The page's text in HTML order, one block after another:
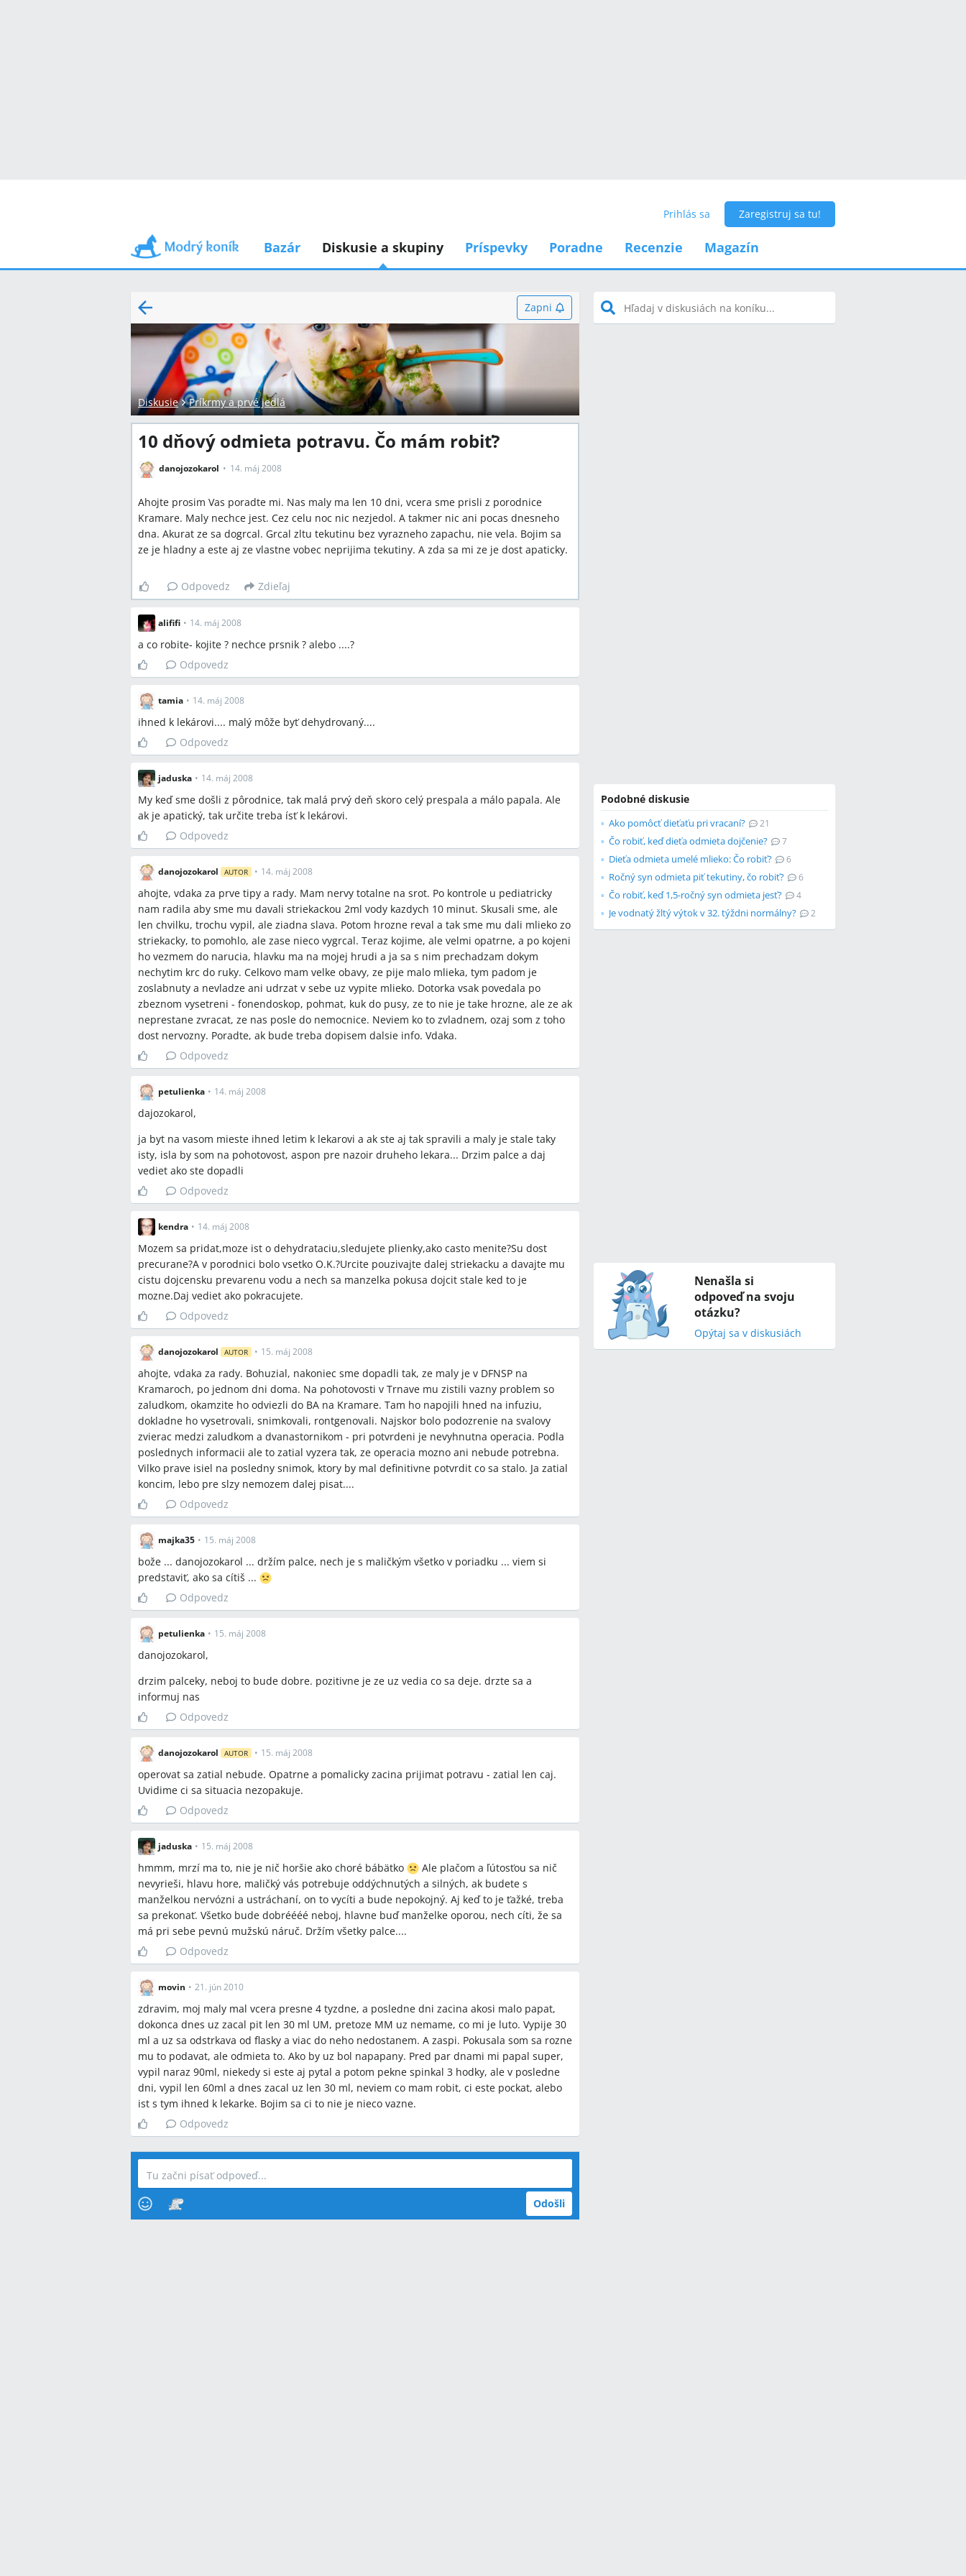
Prihlás sa Zaregistruj sa tu!
Bazár Diskusie a skupiny Príspevky Poradne Recenzie Magazín
Zapni
Diskusie Príkrmy a prvé jedlá
10 dňový odmieta potravu. Čo mám robiť?
danojozokarol 14. máj 2008
Ahojte prosim Vas poradte mi. Nas maly ma len 10 dni, vcera sme prisli z porodnice
Kramare. Maly nechce jest. Cez celu noc nic nezjedol. A takmer nic ani pocas dnesneho
dna. Akurat ze sa dogrcal. Grcal zltu tekutinu bez vyrazneho zapachu, nie vela. Bojim sa
ze je hladny a este aj ze vlastne vobec neprijima tekutiny. A zda sa mi ze je dost apaticky.
Odpovedz Zdieľaj
alififi • 14. máj 2008
a co robite- kojite ? nechce prsnik ? alebo ....?
Odpovedz
tamia • 14. máj 2008
ihned k lekárovi.... malý môže byť dehydrovaný....
Odpovedz
jaduska • 14. máj 2008
My keď sme došli z pôrodnice, tak malá prvý deň skoro celý prespala a málo papala. Ale
ak je apatický, tak určite treba ísť k lekárovi.
Odpovedz
danojozokarol AUTOR • 14. máj 2008
ahojte, vdaka za prve tipy a rady. Mam nervy totalne na srot. Po kontrole u pediatricky
nam radila aby sme mu davali striekackou 2ml vody kazdych 10 minut. Skusali sme, ale
len chvilku, trochu vypil, ale ziadna slava. Potom hrozne reval a tak sme mu dali mlieko zo
striekacky, to pomohlo, ale zase nieco vygrcal. Teraz kojime, ale velmi opatrne, a po kojeni
ho vezmem do narucia, hlavku ma na mojej hrudi a ja sa s nim prechadzam dokym
nechytim krc do ruky. Celkovo mam velke obavy, ze pije malo mlieka, tym padom je
zoslabnuty a nevladze ani udrzat v sebe uz vypite mlieko. Dotorka vsak povedala po
zbeznom vysetreni - fonendoskop, pohmat, kuk do pusy, ze to nie je take hrozne, ale ze ak
neprestane zvracat, ze nas posle do nemocnice. Neviem ko to zvladnem, ozaj som z toho
dost nervozny. Poradte, ak bude treba dopisem dalsie info. Vdaka.
Odpovedz
petulienka • 14. máj 2008
dajozokarol,
ja byt na vasom mieste ihned letim k lekarovi a ak ste aj tak spravili a maly je stale taky
isty, isla by som na pohotovost, aspon pre nazoir druheho lekara... Drzim palce a daj
vediet ako ste dopadli
Odpovedz
kendra • 14. máj 2008
Mozem sa pridat,moze ist o dehydrataciu,sledujete plienky,ako casto menite?Su dost
precurane?A v porodnici bolo vsetko O.K.?Urcite pouzivajte dalej striekacku a davajte mu
cistu dojcensku prevarenu vodu a nech sa manzelka pokusa dojcit stale ked to je
mozne.Daj vediet ako pokracujete.
Odpovedz
danojozokarol AUTOR • 15. máj 2008
ahojte, vdaka za rady. Bohuzial, nakoniec sme dopadli tak, ze maly je v DFNSP na
Kramaroch, po jednom dni doma. Na pohotovosti v Trnave mu zistili vazny problem so
zaludkom, okamzite ho odviezli do BA na Kramare. Tam ho napojili hned na infuziu,
dokladne ho vysetrovali, snimkovali, rontgenovali. Najskor bolo podozrenie na svalovy
zvierac medzi zaludkom a dvanastornikom - pri potvrdeni je nevyhnutna operacia. Podla
poslednych informacii ale to zatial vyzera tak, ze operacia mozno ani nebude potrebna.
Vilko prave isiel na posledny snimok, ktory by mal definitivne potvrdit co sa stalo. Ja zatial
koncim, lebo pre slzy nemozem dalej pisat....
Odpovedz
majka35 • 15. máj 2008
bože ... danojozokarol ... držím palce, nech je s maličkým všetko v poriadku ... viem si
predstaviť, ako sa cítiš ...
Odpovedz
petulienka • 15. máj 2008
danojozokarol,
drzim palceky, neboj to bude dobre. pozitivne je ze uz vedia co sa deje. drzte sa a
informuj nas
Odpovedz
danojozokarol AUTOR • 15. máj 2008
operovat sa zatial nebude. Opatrne a pomalicky zacina prijimat potravu - zatial len caj.
Uvidime ci sa situacia nezopakuje.
Odpovedz
jaduska • 15. máj 2008
hmmm, mrzí ma to, nie je nič horšie ako choré bábätko
Ale plačom a ľútosťou sa nič
nevyrieši, hlavu hore, maličký vás potrebuje oddýchnutých a silných, ak budete s
manželkou nervózni a ustráchaní, on to vycíti a bude nepokojný. Aj keď to je ťažké, treba
sa prekonať. Všetko bude dobréééé neboj, hlavne buď manželke oporou, nech cíti, že sa
má pri sebe pevnú mužskú náruč. Držím všetky palce....
Odpovedz
movin • 21. jún 2010
zdravim, moj maly mal vcera presne 4 tyzdne, a posledne dni zacina akosi malo papat,
dokonca dnes uz zacal pit len 30 ml UM, pretoze MM uz nemame, co mi je luto. Vypije 30
ml a uz sa odstrkava od flasky a viac do neho nedostanem. A zaspi. Pokusala som sa rozne
mu to podavat, ale odmieta to. Ako by uz bol napapany. Pred par dnami mi papal super,
vypil naraz 90ml, niekedy si este aj pytal a potom pekne spinkal 3 hodky, ale v posledne
dni, vypil len 60ml a dnes zacal uz len 30 ml, neviem co mam robit, ci este pockat, alebo
ist s tym ihned k lekarke. Bojim sa ci to nie je nieco vazne.
Odpovedz
Odošli
Podobné diskusie
Ako pomôcť dieťaťu pri vracaní? 21
Čo robiť, keď dieťa odmieta dojčenie? 7
Dieťa odmieta umelé mlieko: Čo robiť? 6
Ročný syn odmieta piť tekutiny, čo robiť? 6
Čo robiť, keď 1,5-ročný syn odmieta jesť? 4
Je vodnatý žltý výtok v 32. týždni normálny? 2
Nenašla si
odpoveď na svoju
otázku?
Opýtaj sa v diskusiách